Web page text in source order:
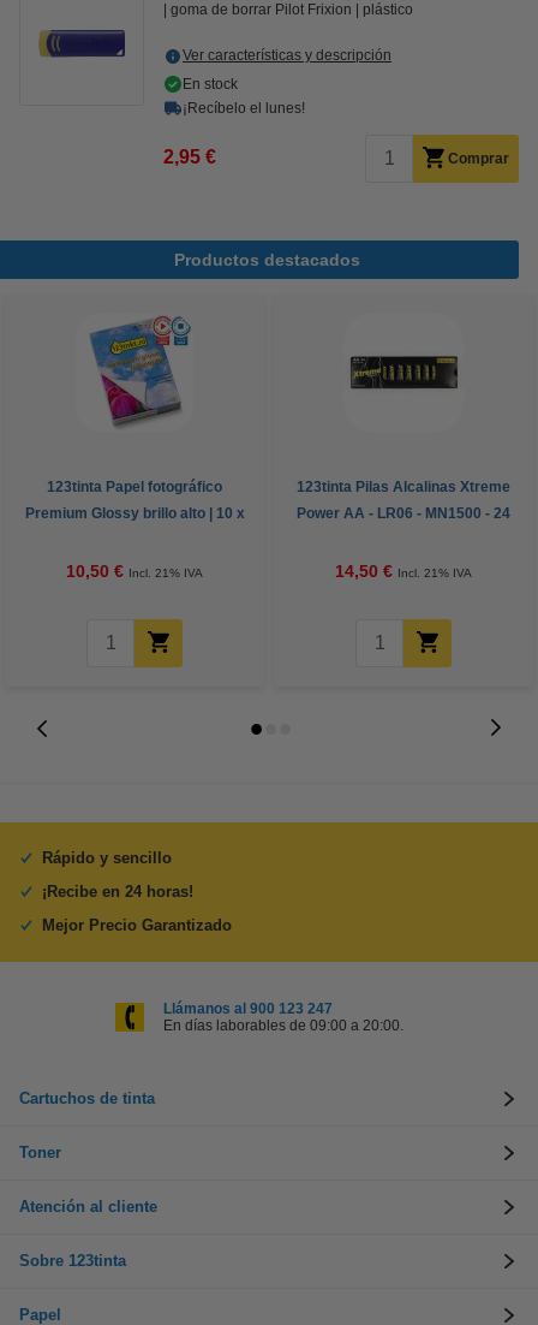
goma de borrar Pilot Frixion
plástico
Ver características y descripción
En stock
¡Recíbelo el lunes!
2,95 € Comprar
Productos destacados
123tinta Papel fotográfico
Premium Glossy brillo alto | 10 x
10,50 € Incl. 21% IVA
123tinta Pilas Alcalinas Xtreme
Power AA - LR06 - MN1500 - 24
14,50 € Incl. 21% IVA
Rápido y sencillo
¡Recibe en 24 horas!
Mejor Precio Garantizado
Llámanos al 900 123 247
En días laborables de 09:00 a 20:00.
Cartuchos de tinta
Toner
Atención al cliente
Sobre 123tinta
Papel